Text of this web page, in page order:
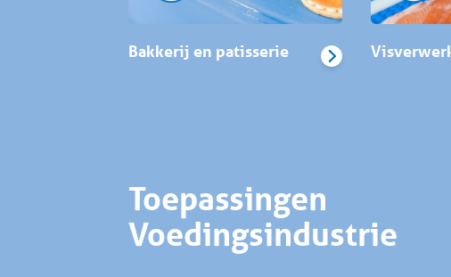
Bakkerij en patisserie
Toepassingen
Voedingsindustrie